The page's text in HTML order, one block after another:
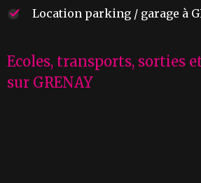
Location parking / garage à
Ecoles, transports, sorties
sur GRENAY